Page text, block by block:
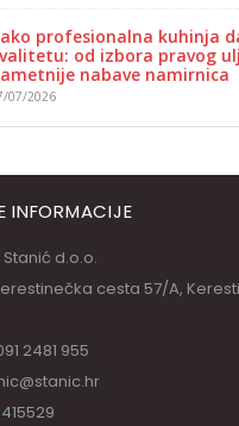
profesionalna kuhinja
od izbora pravog
nabave namirnica
07/2026
cesta 57/A,
Pon - Pet: 08:00 - 15:00 h